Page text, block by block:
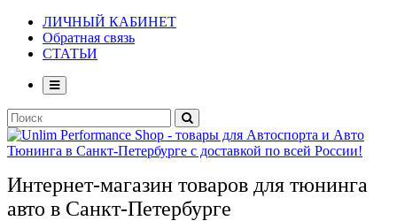
ЛИЧНЫЙ КАБИНЕТ
Обратная связь
СТАТЬИ
Интернет-магазин товаров для тюнинга
авто в Санкт-Петербурге